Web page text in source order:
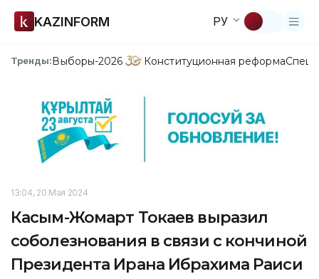
KAZINFORM РУ
Тренды:Выборы-2026 Конституционная реформа
13:04, 20 Мая 2024
Касым-Жомарт Токаев выразил
соболезнования в связи с кончиной
Президента Ирана Ибрахима Раиси